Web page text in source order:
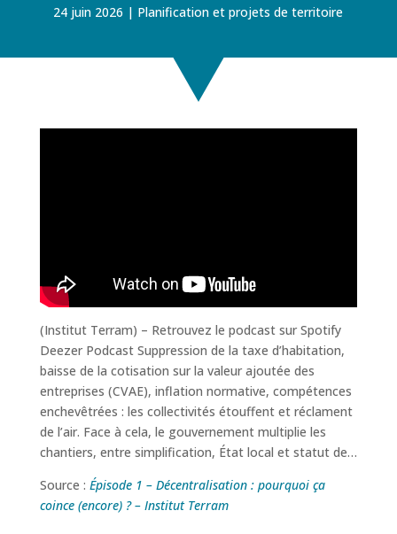
24 juin 2026 Planification et projets de territoire
(Institut Terram) – Retrouvez le podcast sur Spotify
Deezer Podcast Suppression de la taxe d’habitation,
baisse de la cotisation sur la valeur ajoutée des
entreprises (CVAE), inflation normative, compétences
enchevêtrées : les collectivités étouffent et réclament
de l’air. Face à cela, le gouvernement multiplie les
chantiers, entre simplification, État local et statut de…
Source : Épisode 1 – Décentralisation : pourquoi ça
coince (encore) ? – Institut Terram